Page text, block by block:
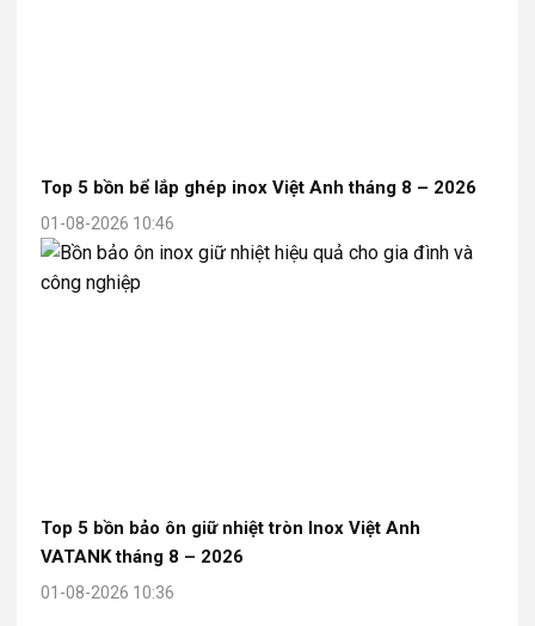
Top 5 bồn bể lắp ghép inox Việt Anh tháng 8 – 2026
01-08-2026 10:46
Top 5 bồn bảo ôn giữ nhiệt tròn Inox Việt Anh
VATANK tháng 8 – 2026
01-08-2026 10:36